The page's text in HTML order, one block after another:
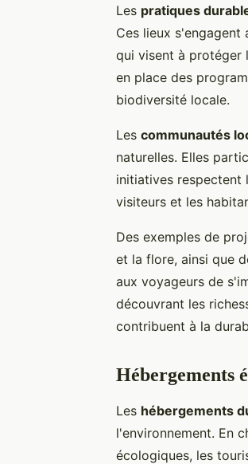
Les pratiques
Ces lieux
qui visent à protéger
en place des
biodiversité locale.
Les communautés
naturelles. Elles
initiatives respectent
visiteurs et les
Des exemples de
et la flore, ainsi que
aux voyageurs de
découvrant les
contribuent à la
Hébergements
Les hébergements
l'environnement. En
écologiques, les